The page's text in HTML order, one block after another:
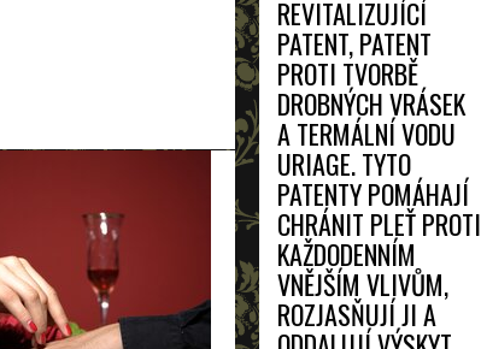
REVITALIZUJÍCÍ
PATENT, PATENT
PROTI TVORBĚ
DROBNÝCH VRÁSEK
A TERMÁLNÍ VODU
URIAGE. TYTO
PATENTY POMÁHAJÍ
CHRÁNIT PLEŤ PROTI
KAŽDODENNÍM
VNĚJŠÍM VLIVŮM,
ROZJASŇUJÍ JI A